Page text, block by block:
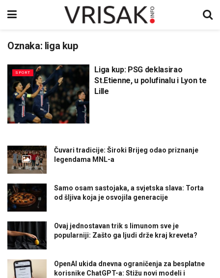
Oznaka: liga kup
SPORT
Liga kup: PSG deklasirao
St.Etienne, u polufinalu i Lyon te
Lille
Čuvari tradicije: Široki Brijeg odao priznanje
legendama MNL-a
Samo osam sastojaka, a svjetska slava: Torta
od šljiva koja je osvojila generacije
Ovaj jednostavan trik s limunom sve je
popularniji: Zašto ga ljudi drže kraj kreveta?
OpenAI ukida dnevna ograničenja za besplatne
korisnike ChatGPT-a: Stižu novi modeli i